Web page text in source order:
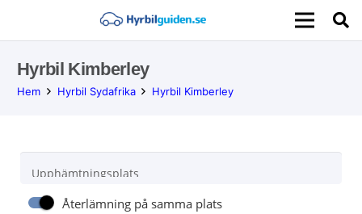
Hyrbil Kimberley
Hem Hyrbil Sydafrika Hyrbil Kimberley
Upphämtningsplats
Återlämning på samma plats